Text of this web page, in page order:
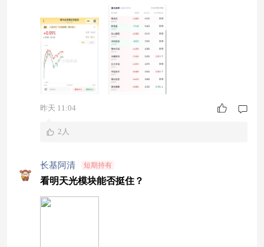
昨天 11:04
2人
长基阿清 短期持有
看明天光模块能否挺住？